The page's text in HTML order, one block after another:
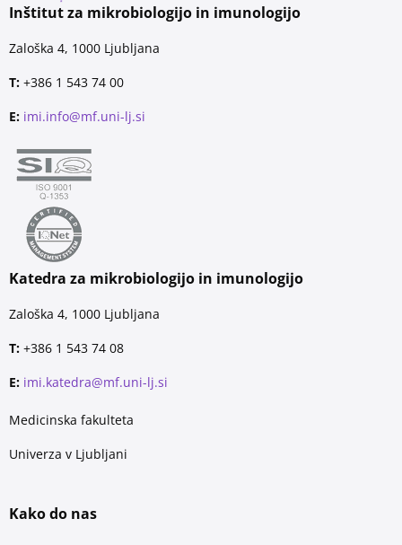
Inštitut za mikrobiologijo in imunologijo
Zaloška 4, 1000 Ljubljana
T: +386 1 543 74 00
E: imi.info@mf.uni-lj.si
Katedra za mikrobiologijo in imunologijo
Zaloška 4, 1000 Ljubljana
T: +386 1 543 74 08
E: imi.katedra@mf.uni-lj.si
Medicinska fakulteta
Univerza v Ljubljani
Kako do nas